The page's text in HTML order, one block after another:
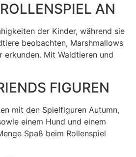
AN
der Kinder, während sie
beobachten, Marshmallows
erkunden. Mit Waldtieren und
FIGUREN
mit den Spielfiguren Autumn,
einem Hund und einem
Spaß beim Rollenspiel